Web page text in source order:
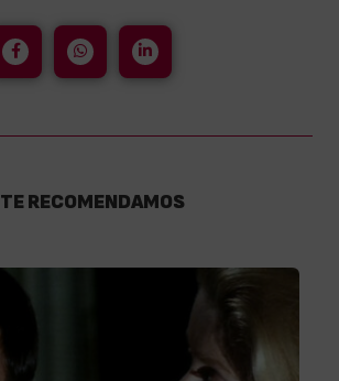
TE RECOMENDAMOS